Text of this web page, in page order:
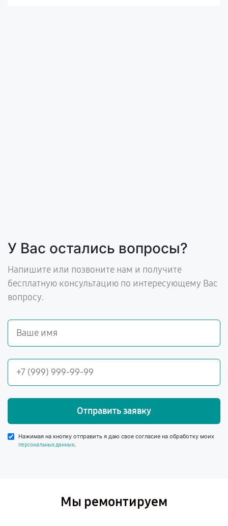
У Вас остались вопросы?
Напишите или позвоните нам и получите
бесплатную консультацию по интересующему Вас
вопросу.
Отправить заявку
Нажимая на кнопку отправить я даю свое согласие на обработку моих
персональных данных.
Мы ремонтируем